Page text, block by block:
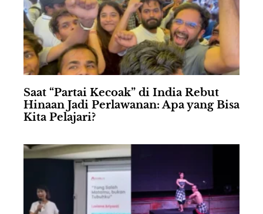
Saat “Partai Kecoak” di India Rebut
Hinaan Jadi Perlawanan: Apa yang Bisa
Kita Pelajari?